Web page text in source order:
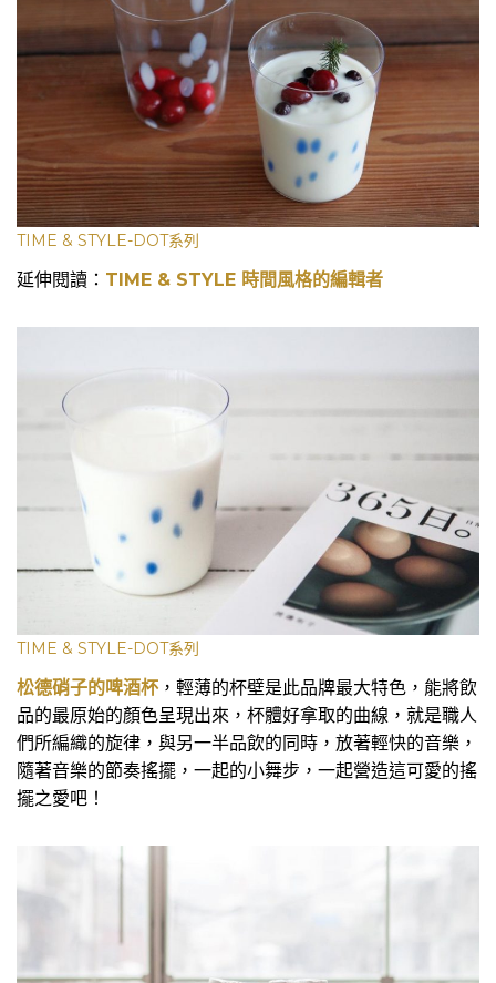
TIME & STYLE-DOT系列
延伸閱讀： TIME & STYLE 時間風格的編輯者
TIME & STYLE-DOT系列
松德硝子的啤酒杯 ，輕薄的杯壁是此品牌最大特色，能將飲
品的最原始的顏色呈現出來，杯體好拿取的曲線，就是職人
們所編織的旋律，與另一半品飲的同時，放著輕快的音樂，
隨著音樂的節奏搖擺，一起的小舞步，一起營造這可愛的搖
擺之愛吧！